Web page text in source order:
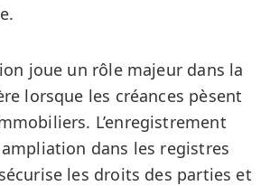
joue un rôle majeur dans la
lorsque les créances pèsent
L’enregistrement
dans les registres
les droits des parties et